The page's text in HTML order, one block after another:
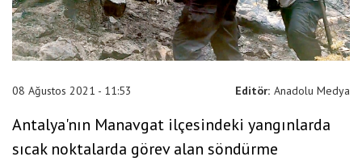
Editör: Anadolu Medya
08 Ağustos 2021 - 11:53
Antalya'nın Manavgat ilçesindeki yangınlarda
sıcak noktalarda görev alan söndürme